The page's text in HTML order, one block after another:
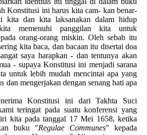
Konstitusi ini harus kita cam- kan benar-
kita dan kita laksanakan dalam hidup
memenuhi panggilan kita untuk
orang-orang miskin. Oleh sebab itu
kita baca, dan bacaan itu disertai doa
saya harapkan - dan tentunya akan
- supaya Konstitusi ini menjadi sarana
untuk lebih mudah mencintai apa yang
dan mengerjakan dengan senang hati apa
Konstitusi ini dari Takhta Suci
teringat pada suatu konferensi yang
kita pada tanggal 17 Mei 1658, ketika
buku "Regulae Communes" kepada